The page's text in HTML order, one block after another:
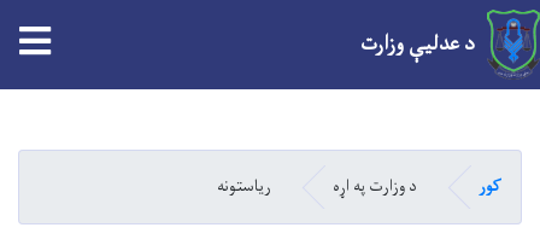
content
د عدلیې وزارت
کور د وزارت په اړه ریاستونه